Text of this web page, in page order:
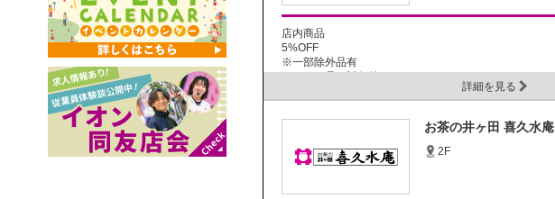
店内商品
5%OFF
※一部除外品有
詳細を見る
お茶の井ヶ田 喜久水庵
2F